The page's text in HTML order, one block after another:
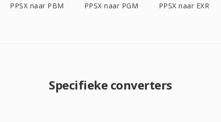
PPSX naar PBM PPSX naar PGM PPSX naar EXR
Specifieke converters